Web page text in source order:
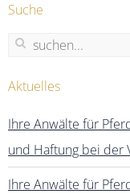
Suche
Aktuelles
Ihre Anwälte für
und Haftung bei der
Ihre Anwälte für